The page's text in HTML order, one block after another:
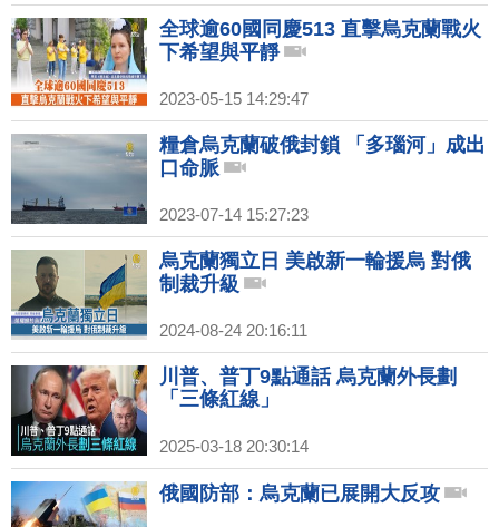
全球逾60國同慶513 直擊烏克蘭戰火
下希望與平靜
2023-05-15 14:29:47
糧倉烏克蘭破俄封鎖 「多瑙河」成出
口命脈
2023-07-14 15:27:23
烏克蘭獨立日 美啟新一輪援烏 對俄
制裁升級
2024-08-24 20:16:11
川普、普丁9點通話 烏克蘭外長劃
「三條紅線」
2025-03-18 20:30:14
俄國防部：烏克蘭已展開大反攻